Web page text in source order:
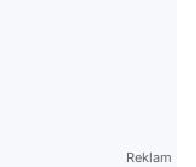
Reklam